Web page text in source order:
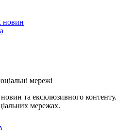
новин
мережі
новин та ексклюзивного контенту.
мережах.